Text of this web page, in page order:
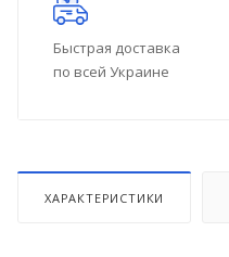
Быстрая доставка
по всей Украине
ХАРАКТЕРИСТИКИ